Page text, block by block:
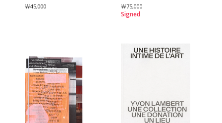
￦45,000 ￦75,000
Signed